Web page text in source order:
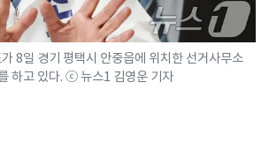
8일 경기 평택시 안중읍에 위치한 선거사무소
하고 있다. ⓒ 뉴스1 김영운 기자